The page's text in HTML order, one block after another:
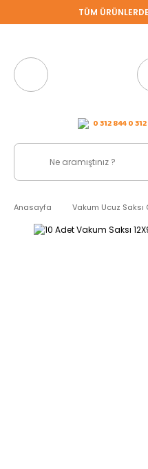
TÜM
0 312 844 0 312
Anasayfa Vakum Ucuz Saksı